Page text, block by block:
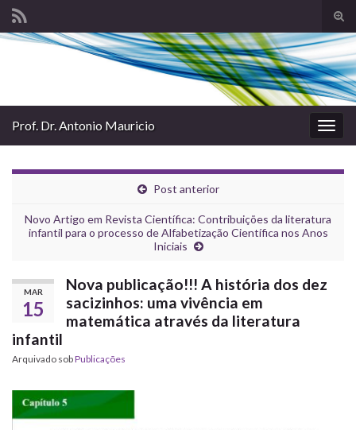
de
Search for:
Prof. Dr. Antonio Mauricio
Post anterior
Novo Artigo em Revista Científica: Contribuições da literatura
infantil para o processo de Alfabetização Científica nos Anos
Iniciais
MAR
15
Nova publicação!!! A história dos dez
sacizinhos: uma vivência em
matemática através da literatura
infantil
Arquivado sobPublicações